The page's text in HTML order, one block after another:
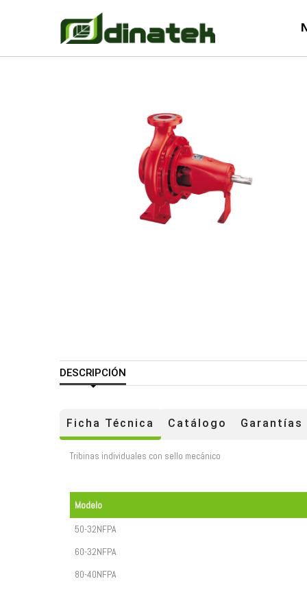
DESCRIPCIÓN
Ficha Técnica Catálogo Garantías
Tribinas individuales con sello mecánico
Modelo
50-32NFPA
60-32NFPA
80-40NFPA